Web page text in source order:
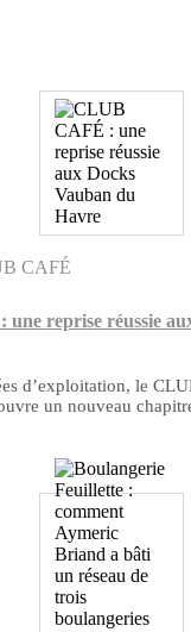
CAFÉ
reprise réussie
d’exploitation, le
un nouveau